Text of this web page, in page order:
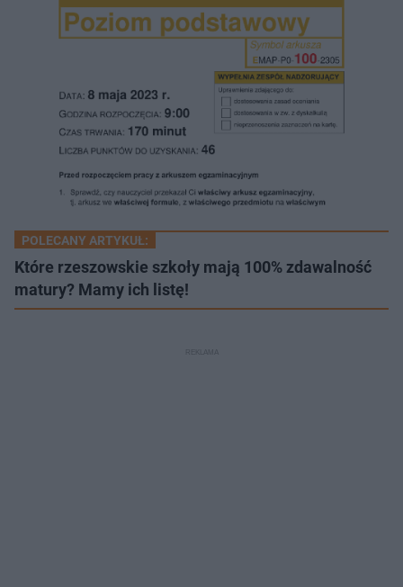
POLECANY ARTYKUŁ:
Które rzeszowskie szkoły mają 100% zdawalność
matury? Mamy ich listę!